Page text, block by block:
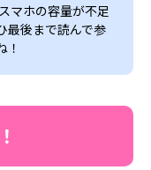
マホの容量が不足
最後まで読んで参
！